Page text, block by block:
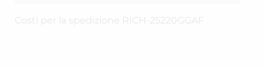
Costi per la spedizione RICH-25220GGAF